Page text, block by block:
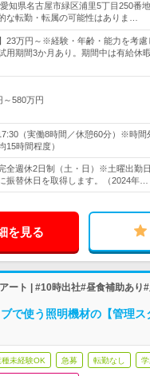
知県名古屋市緑区浦里5丁目250番
な転勤・転属の可能性はありま…
】23万円～※経験・年齢・能力を考慮
用期間3か月あり。期間中は有給休
～580万円
（実働8時間／休憩60分）※時間
15時間程度）
全週休2日制（土・日）※土曜出勤
振替休日を取得します。（2024年…
を見る
ート | #10時出社#昼食補助あり
で使う照明機材の【管理
未経験OK 急募 転勤なし